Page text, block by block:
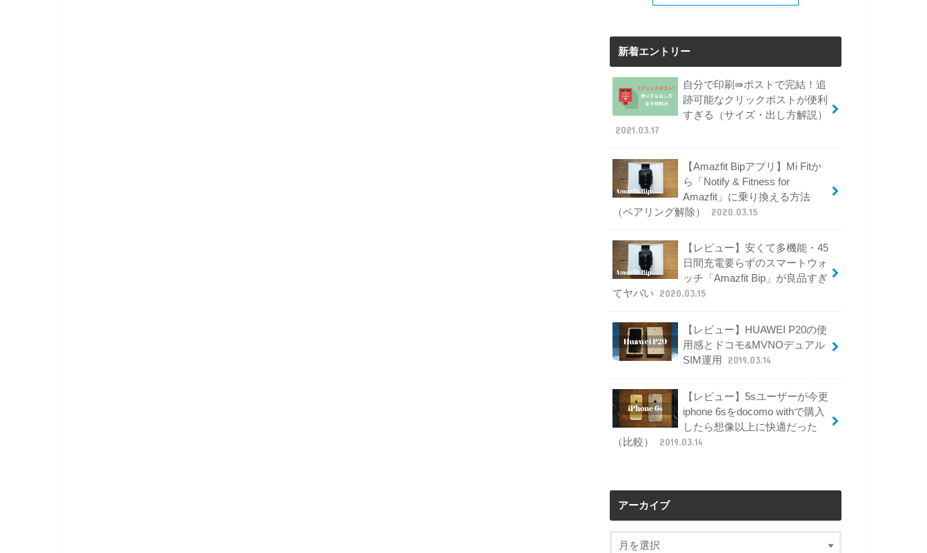
新着エントリー
自分で印刷⇛ポストで完結！追
跡可能なクリックポストが便利
すぎる（サイズ・出し方解説）
2021.03.17
【Amazfit Bipアプリ】Mi Fitか
ら「Notify & Fitness for
Amazfit」に乗り換える方法
（ペアリング解除）
2020.03.15
【レビュー】安くて多機能・45
日間充電要らずのスマートウォ
ッチ「Amazfit Bip」が良品すぎ
てヤバい
2020.03.15
【レビュー】HUAWEI P20の使
用感とドコモ&MVNOデュアル
SIM運用
2019.03.14
【レビュー】5sユーザーが今更
iphone 6sをdocomo withで購入
したら想像以上に快適だった
（比較）
2019.03.14
アーカイブ